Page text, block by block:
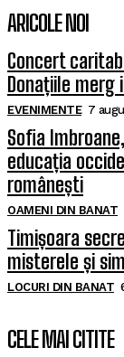
ARICOLE NOI
Concert
Donațiile merg
EVENIMENTE 7
Sofia
educația
românești
OAMENI DIN BANAT
Timișoara
misterele și
LOCURI DIN BANAT
CELE MAI CITITE